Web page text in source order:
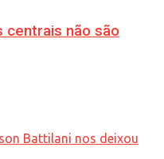
centrais não são